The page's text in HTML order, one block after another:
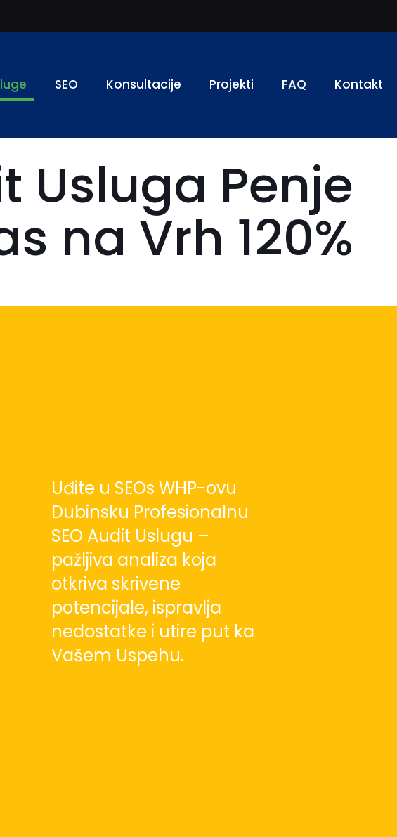
SEO Konsultacije Projekti FAQ Kontakt
Usluga Penje
na Vrh 120%
Uđite u SEOs WHP-ovu
Dubinsku Profesionalnu
SEO Audit Uslugu –
pažljiva analiza koja
otkriva skrivene
potencijale, ispravlja
nedostatke i utire put ka
Vašem Uspehu.